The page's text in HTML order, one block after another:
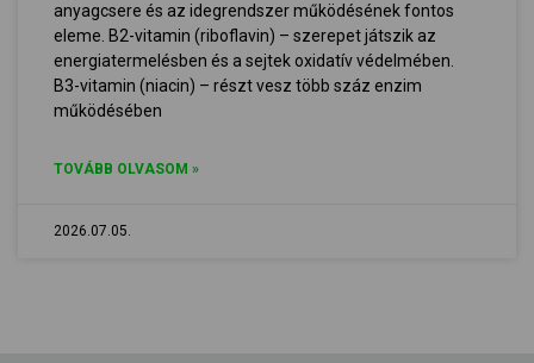
anyagcsere és az idegrendszer működésének fontos
eleme. B2-vitamin (riboflavin) – szerepet játszik az
energiatermelésben és a sejtek oxidatív védelmében.
B3-vitamin (niacin) – részt vesz több száz enzim
működésében
TOVÁBB OLVASOM »
2026.07.05.